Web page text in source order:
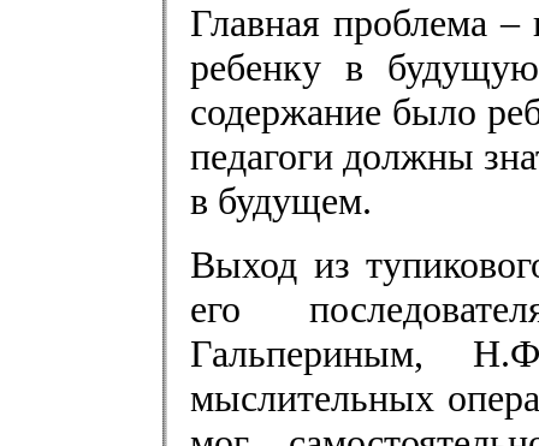
Главная проблема –
ребенку в
содержание было
педагоги должны
в будущем.
Выход из
его
Гальпериным,
мыслительных